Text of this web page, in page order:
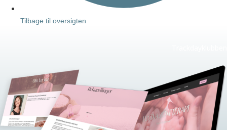
Tilbage til oversigten